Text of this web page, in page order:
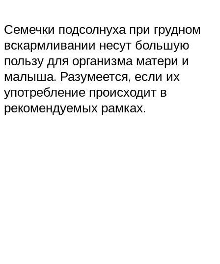
Семечки подсолнуха при грудном
вскармливании несут большую
пользу для организма матери и
малыша. Разумеется, если их
употребление происходит в
рекомендуемых рамках.